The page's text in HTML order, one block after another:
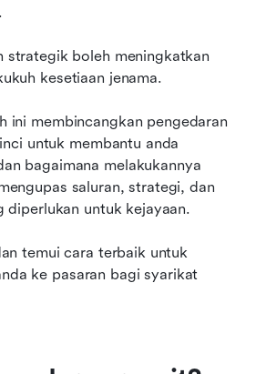
strategik boleh meningkatkan
kesetiaan jenama.
ini membincangkan pengedaran
untuk membantu anda
bagaimana melakukannya
saluran, strategi, dan
diperlukan untuk kejayaan.
temui cara terbaik untuk
ke pasaran bagi syarikat